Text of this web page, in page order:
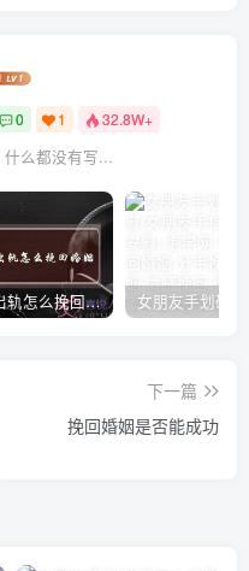
0 1 32.8W+
么都没有写...
基督徒出轨怎么挽回婚姻(基督徒面对出轨婚姻)
下一篇
挽回婚姻是否能成功